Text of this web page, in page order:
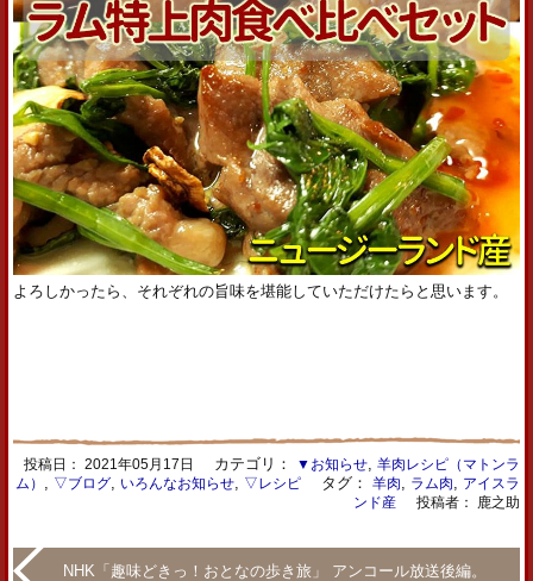
よろしかったら、それぞれの旨味を堪能していただけたらと思います。
投稿日： 2021年05月17日 カテゴリ： ▼お知らせ, 羊肉レシピ（マトンラ
ム）
▽ブログ, いろんなお知らせ, ▽レシピタグ： 羊肉 ラム肉
アイスラ
ンド産
投稿者： 鹿之助
NHK「趣味どきっ！おとなの歩き旅」 アンコール放送後編。